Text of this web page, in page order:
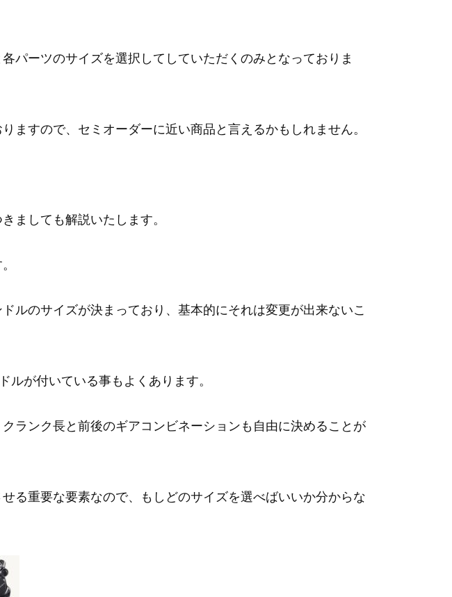
パーツのサイズを選択してしていただくのみとなっておりま
ますので、セミオーダーに近い商品と言えるかもしれません。
ましても解説いたします。
ルのサイズが決まっており、基本的にそれは変更が出来ないこ
が付いている事もよくあります。
ランク長と前後のギアコンビネーションも自由に決めることが
る重要な要素なので、もしどのサイズを選べばいいか分からな